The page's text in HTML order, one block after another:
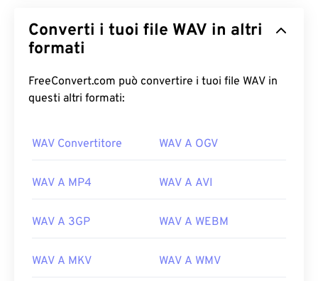
Converti i tuoi file WAV in altri
formati
FreeConvert.com può convertire i tuoi file WAV in
questi altri formati:
WAV Convertitore WAV A OGV
WAV A MP4 WAV A AVI
WAV A 3GP WAV A WEBM
WAV A MKV WAV A WMV